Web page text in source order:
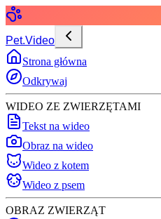
Pet.Video
Strona główna
Odkrywaj
WIDEO ZE ZWIERZĘTAMI
Tekst na wideo
Obraz na wideo
Wideo z kotem
Wideo z psem
OBRAZ ZWIERZĄT